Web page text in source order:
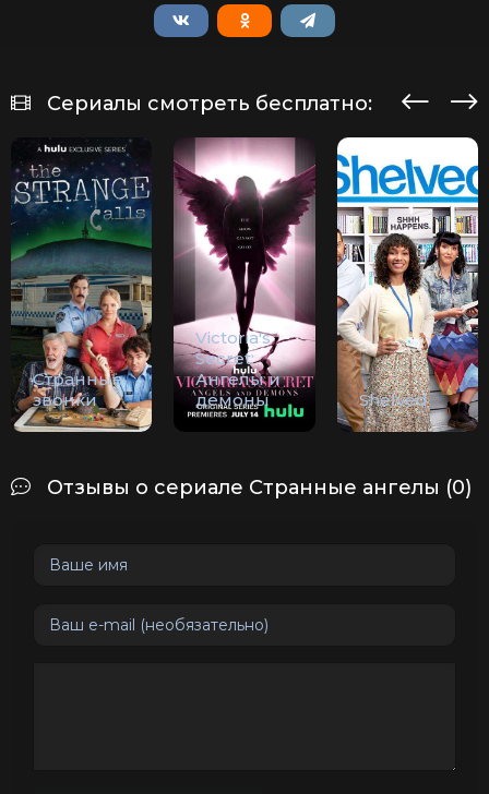
Сериалы смотреть бесплатно:
Странные
звонки
Victoria's
Secret:
Ангелы и
демоны
Shelved
Отзывы о сериале Странные ангелы (0)